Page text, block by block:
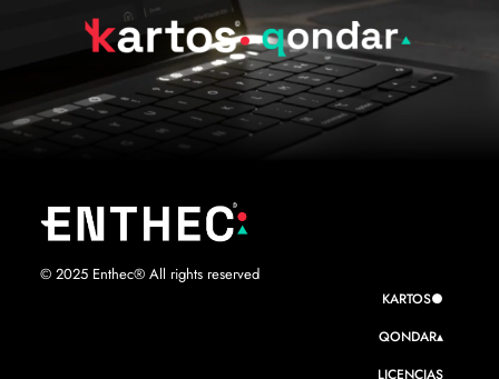
© 2025 Enthec® All rights reserved
KARTOS●
QONDAR▴
LICENCIAS